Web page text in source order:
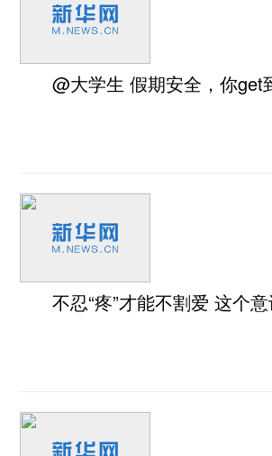
@大学生 假期安全，你get
不忍“疼”才能不割爱 这个意